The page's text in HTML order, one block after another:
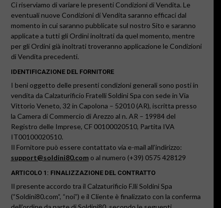
Ci riserviamo di variare le presenti Condizioni di Vendita. Le
eventuali nuove Condizioni di Vendita saranno efficaci dal
momento in cui saranno pubblicate sul nostro Sito e saranno
applicate a tutti gli Ordini inoltrati da quel momento, mentre
per gli Ordini già inoltrati troveranno applicazione le Condizioni
di Vendita precedenti.
IDENTIFICAZIONE DEL FORNITORE
I beni oggetto delle presenti condizioni generali sono posti in
vendita da Calzaturificio Fratelli Soldini Spa con sede in Via
Vittorio Veneto, 32 in Capolona – 52010 (AR), iscritta presso
la Camera di Commercio di Arezzo al n. AR – 19984del
Registro delle Imprese, CF 00100020510, Partita IVA
IT00100020510.
Il Fornitore può essere contattato via e-mail all’indirizzo:
support@soldini80.com o al numero (+39) 0575 428129
ARTICOLO 1: FINALIZZAZIONE DEL CONTRATTO
Il presente accordo tra il Calzaturificio F.lli Soldini Spa
(“Soldini80.com“, “noi”) e il Cliente è finalizzato con la conferma